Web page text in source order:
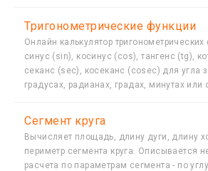
Тригонометрические функции
Онлайн калькулятор
синус (sin), косинус (cos), тангенс (tg),
секанс (sec), косеканс (cosec) для угла
градусах, радианах, градах, минутах или
Сегмент круга
Вычисляет площадь, длину дуги, длину
периметр сегмента круга. Описывается
расчета по параметрам сегмента - по